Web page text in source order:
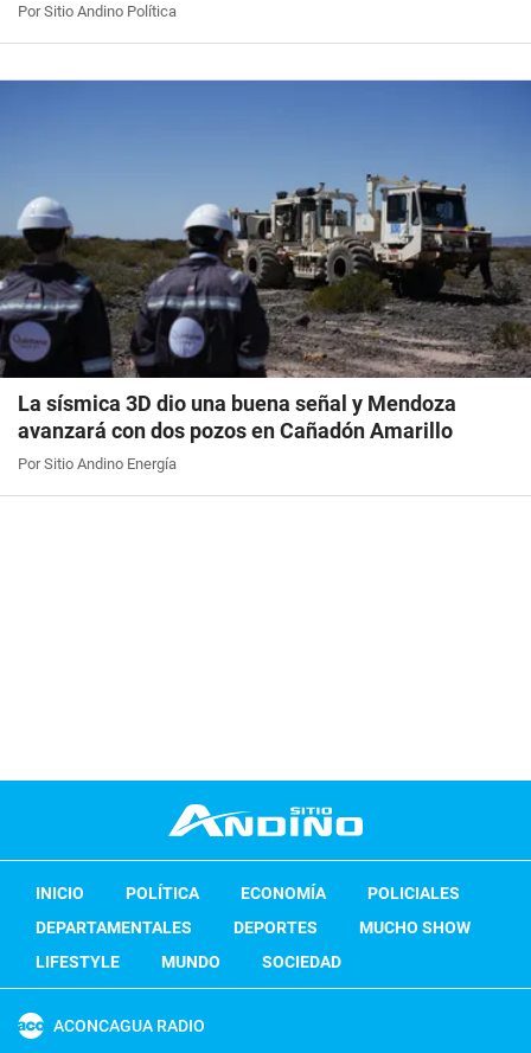
Por Sitio Andino Política
La sísmica 3D dio una buena señal y Mendoza
avanzará con dos pozos en Cañadón Amarillo
Por Sitio Andino Energía
INICIO POLÍTICA ECONOMÍA
POLICIALES
DEPARTAMENTALES
DEPORTES
MUCHO SHOW
LIFESTYLE
MUNDO SOCIEDAD
ACONCAGUA RADIO